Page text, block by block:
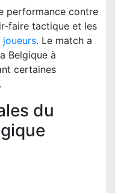
performance contre
faire tactique et les
joueurs. Le match a
Belgique à
certaines
du